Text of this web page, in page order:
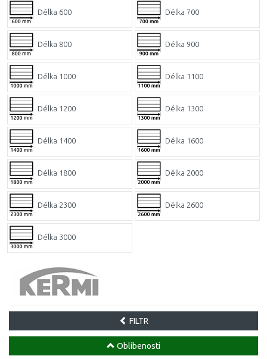
Délka 600 Délka 700
Délka 800 Délka 900
Délka 1000 Délka 1100
Délka 1200 Délka 1300
Délka 1400 Délka 1600
Délka 1800 Délka 2000
Délka 2300 Délka 2600
Délka 3000
FILTR
Oblíbenosti